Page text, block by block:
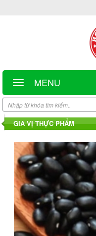
MENU
GIA VỊ THỰC PHẨM